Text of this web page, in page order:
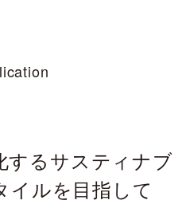
するサスティナブ
イルを目指して